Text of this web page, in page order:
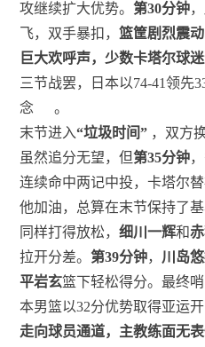
攻继续扩大优势。第30分钟，
飞，双手暴扣，篮筐剧烈震
巨大欢呼声，少数卡塔尔球
三节战罢，日本以74-41领先
念
。
末节进入“垃圾时间” ，双方
虽然追分无望，但第35分钟
连续命中两记中投，卡塔尔
他加油，总算在末节保持了
同样打得放松，细川一辉和
拉开分差。第39分钟， 川岛
平岩玄篮下轻松得分。最终
本男篮以32分优势取得亚运
走向球员通道，主教练面无